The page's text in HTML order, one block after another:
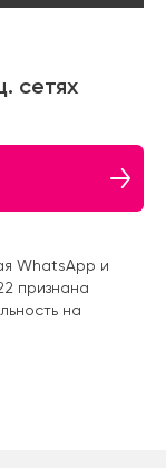
сетях
WhatsApp и
признана
на